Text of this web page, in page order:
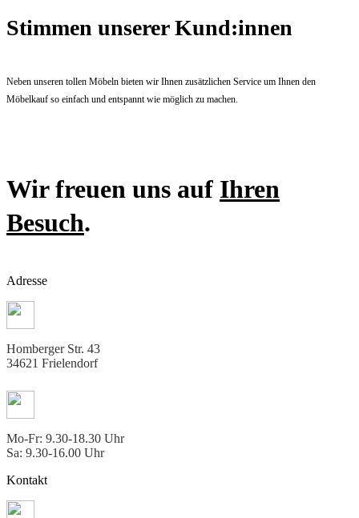
Stimmen unserer Kund:innen
Neben unseren tollen Möbeln bieten wir Ihnen zusätzlichen Service um Ihnen den
Möbelkauf so einfach und entspannt wie möglich zu machen.
Wir freuen uns auf Ihren
Besuch.
Adresse
Homberger Str. 43
34621 Frielendorf
Mo-Fr: 9.30-18.30 Uhr
Sa: 9.30-16.00 Uhr
Kontakt